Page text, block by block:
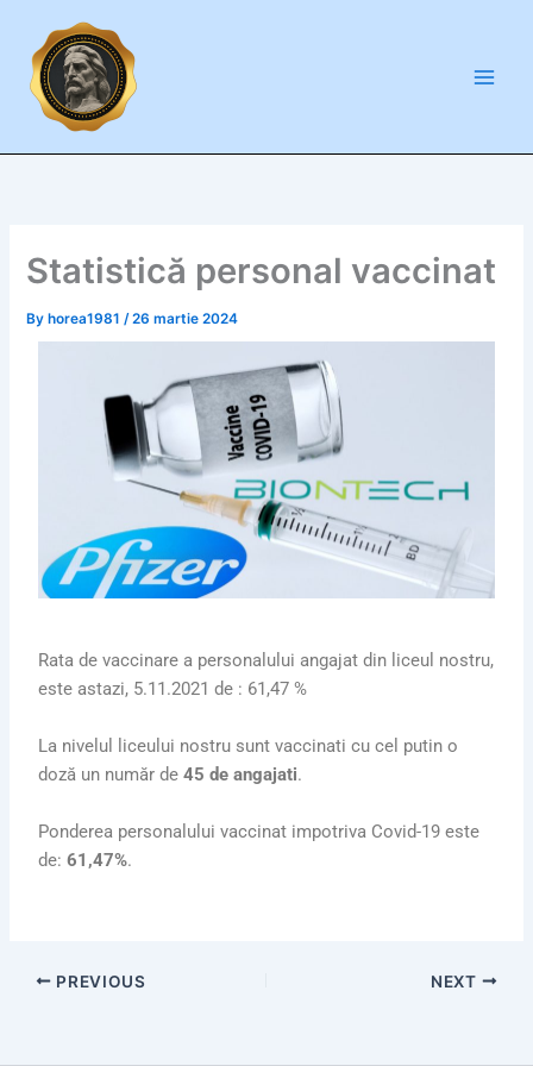
content
Statistică personal vaccinat
By horea1981/26 martie 2024
Rata de vaccinare a personalului angajat din liceul nostru,
este astazi, 5.11.2021 de : 61,47 %
La nivelul liceului nostru sunt vaccinati cu cel putin o
doză un număr de45 de angajati.
Ponderea personalului vaccinat impotriva Covid-19 este
de:61,47%.
PREVIOUS NEXT